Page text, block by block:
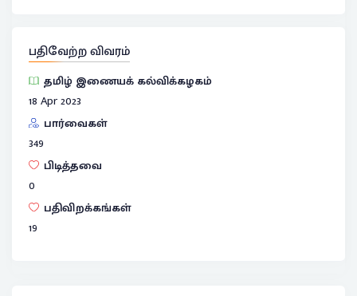
பதிவேற்ற விவரம்
தமிழ் இணையக் கல்விக்கழகம்
18 Apr 2023
பார்வைகள்
349
பிடித்தவை
0
பதிவிறக்கங்கள்
19